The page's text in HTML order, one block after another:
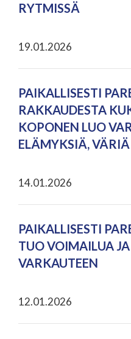
RYTMISSÄ
19.01.2026
PAIKALLISESTI
RAKKAUDESTA
KOPONEN LUO
ELÄMYKSIÄ,
14.01.2026
PAIKALLISESTI
TUO VOIMAILUA
VARKAUTEEN
12.01.2026